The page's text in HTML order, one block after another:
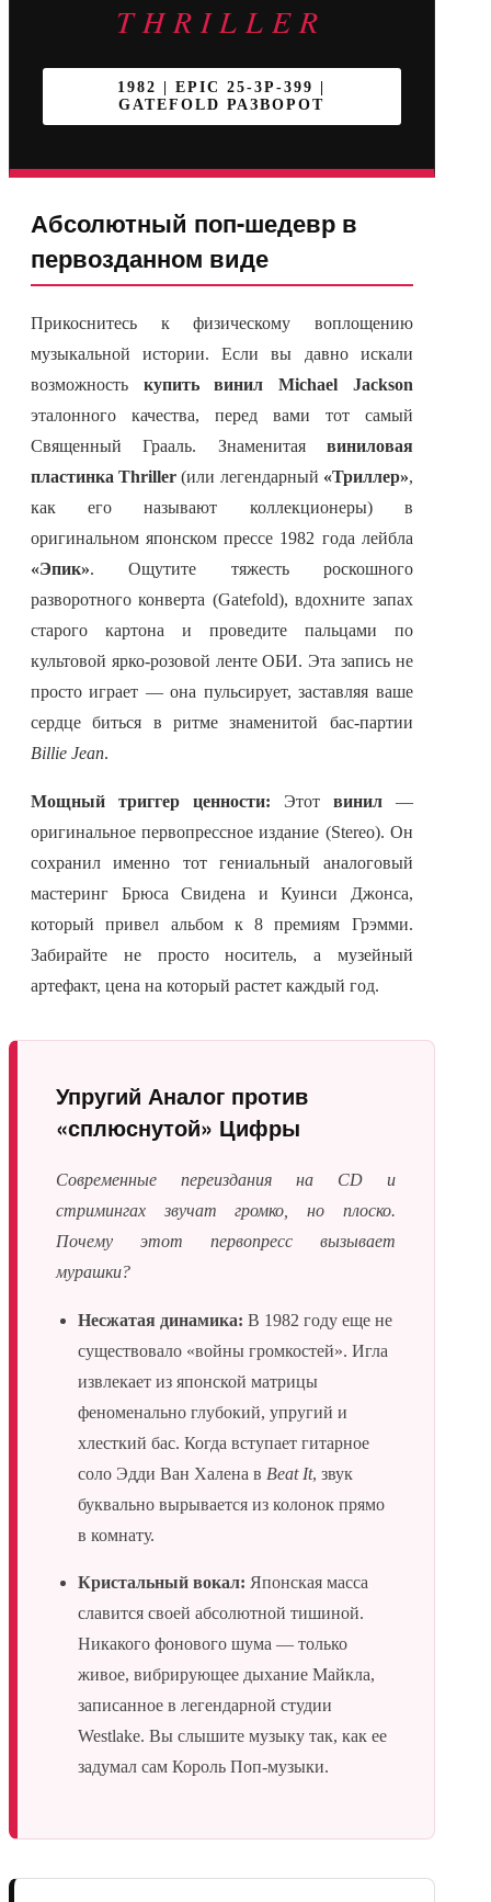
THRILLER
1982 | EPIC 25-3P-399 |
GATEFOLD РАЗВОРОТ
Абсолютный поп-шедевр в
первозданном виде
Прикоснитесь к физическому воплощению
музыкальной истории. Если вы давно искали
возможность купить винил Michael Jackson
эталонного качества, перед вами тот самый
Священный Грааль. Знаменитая виниловая
пластинка Thriller (или легендарный «Триллер»,
как его называют коллекционеры) в
оригинальном японском прессе 1982 года лейбла
«Эпик». Ощутите тяжесть роскошного
разворотного конверта (Gatefold), вдохните запах
старого картона и проведите пальцами по
культовой ярко-розовой ленте ОБИ. Эта запись не
просто играет — она пульсирует, заставляя ваше
сердце биться в ритме знаменитой бас-партии
Billie Jean.
Мощный триггер ценности: Этот винил—
оригинальное первопрессное издание (Stereo). Он
сохранил именно тот гениальный аналоговый
мастеринг Брюса Свидена и Куинси Джонса,
который привел альбом к 8 премиям Грэмми.
Забирайте не просто носитель, а музейный
артефакт, цена на который растет каждый год.
Упругий Аналог против
«сплюснутой» Цифры
Современные переиздания на CD и
стримингах звучат громко, но плоско.
Почему этот первопресс вызывает
мурашки?
Несжатая динамика: В 1982 году еще не
существовало «войны громкостей». Игла
извлекает из японской матрицы
феноменально глубокий, упругий и
хлесткий бас. Когда вступает гитарное
соло Эдди Ван Халена в Beat It, звук
буквально вырывается из колонок прямо
в комнату.
Кристальный вокал: Японская масса
славится своей абсолютной тишиной.
Никакого фонового шума — только
живое, вибрирующее дыхание Майкла,
записанное в легендарной студии
Westlake. Вы слышите музыку так, как ее
задумал сам Король Поп-музыки.